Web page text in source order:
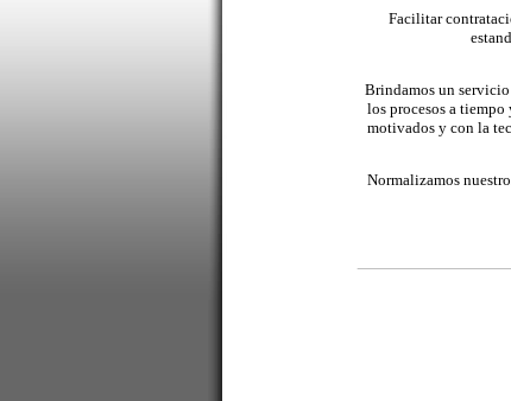
Facilitar
Brindamos un servicio
los procesos a
motivados y con la
Normalizamos